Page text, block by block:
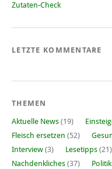
Zutaten-Check
LETZTE KOMMENTARE
THEMEN
Aktuelle News (19)
Fleisch ersetzen (52)
Interview (3) Lesetipps (21)
Nachdenkliches (37) Politik